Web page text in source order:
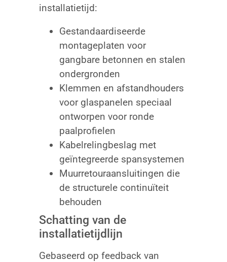
installatietijd:
Gestandaardiseerde
montageplaten voor
gangbare betonnen en stalen
ondergronden
Klemmen en afstandhouders
voor glaspanelen speciaal
ontworpen voor ronde
paalprofielen
Kabelrelingbeslag met
geïntegreerde spansystemen
Muurretouraansluitingen die
de structurele continuïteit
behouden
Schatting van de
installatietijdlijn
Gebaseerd op feedback van